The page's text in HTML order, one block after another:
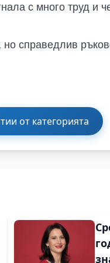
с много труд и
но справедлив
от категорията